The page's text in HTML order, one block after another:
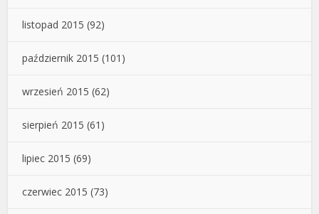
listopad 2015 (92)
październik 2015 (101)
wrzesień 2015 (62)
sierpień 2015 (61)
lipiec 2015 (69)
czerwiec 2015 (73)